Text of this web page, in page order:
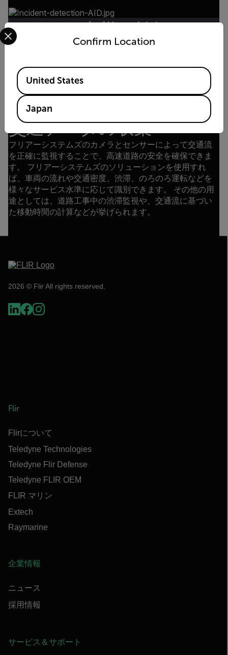
トンネル火災の検知
フリアーシステムズの赤外線サーマルカメラを導入する
ンネル火災の場合、赤外線サーマルカメラによって煙の
中を見通して加熱箇所を検知できるため、管理者の視認
性が向上します。
交通データの収集
フリアーシステムズのカメラとセンサーによって交通流
を正確に監視することで、高速道路の安全を確保できま
す。 フリアーシステムズのソリューションを使用すれ
ば、車両の流れや交通密度、渋滞、のろのろ運転などを
様々なサービス水準に応じて識別できます。 その他の用
途としては、道路工事中の渋滞監視や、交通流に基づい
た移動時間の計算などが挙げられます。
2026 © Flir All rights reserved.
Flir
Flirについて
Teledyne Technologies
Teledyne Flir Defense
Teledyne FLIR OEM
FLIR マリン
Extech
Raymarine
企業情報
ニュース
採用情報
サービス＆サポート
Confirm Location
Select your preferred country and language from the
Available Locations
United States
Japan